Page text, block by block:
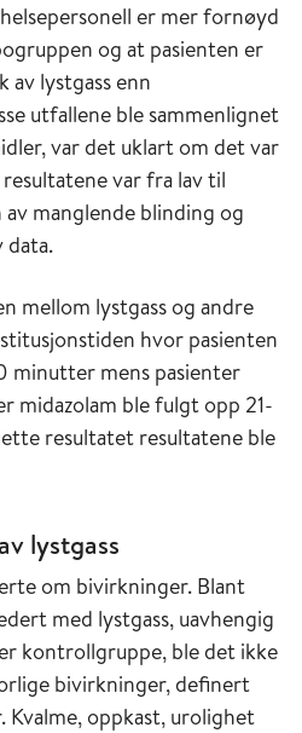
er mer fornøyd
og at pasienten er
av lystgass enn
utfallene ble sammenlignet
var det uklart om det var
var fra lav til
manglende blinding og
data.
mellom lystgass og andre
hvor pasienten
mens pasienter
midazolam ble fulgt opp 21-
resultatet resultatene ble
lystgass
om bivirkninger. Blant
med lystgass, uavhengig
kontrollgruppe, ble det ikke
bivirkninger, definert
oppkast, urolighet